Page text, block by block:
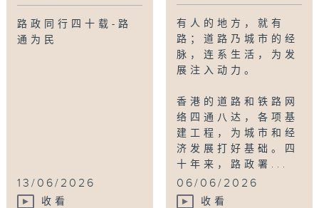
路政同行四十载-路
通为民
13/06/2026
收看
有人的地方，就有
路；道路乃城市的经
脉，连系生活，为发
展注入动力。
香港的道路和铁路网
络四通八达，各项基
建工程，为城市和经
济发展打好基础。四
十年来，路政署...
06/06/2026
收看